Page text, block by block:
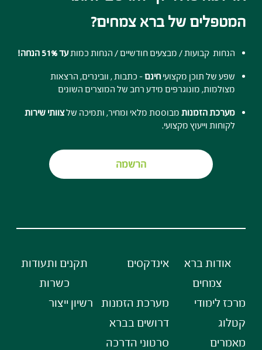
המטפלים של ברא צמחים?
הנחות קבועות / מבצעים חודשיים / הנחות כמותעד 51% הנחה!
שפע של תוכן מקצועיחינם- כתבות , וובינרים, הרצאות
מצולמות, מונוגרפים מידע רחב של המוצרים השונים
מערכת הזמנות מבוססת מלאי ומחיר, ותמיכה שלצוותי שירות
לקוחות וייעוץ מקצועי.
הרשמה
אודות ברא
צמחים
מרכז לימודי
קטלוג
מאמרים
אינדקסים
מערכת הזמנות
דרושים בברא
סרטוני הדרכה
תקנים ותעודות
כשרות
רשיון ייצור